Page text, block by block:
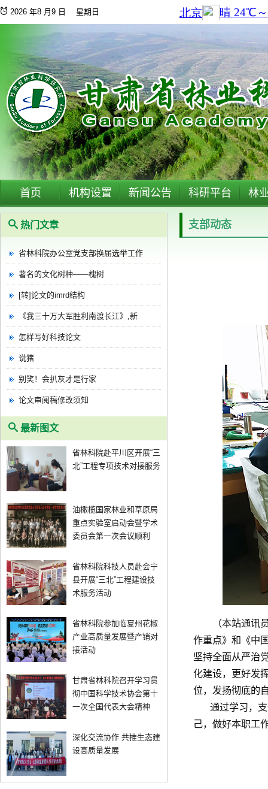
2026 年8 月9 日 星期日
首页 机构设置 新闻公告 科研平台 林
支部动态
（本站通
作重点》和《中
坚持全面从严治
化建设，更好发
位，发扬彻底的
通过学习，支
己，做好本职工
热门文章
省林科院办公室党支部换届选举工作
著名的文化树种——槐树
[转]论文的imrd结构
《我三十万大军胜利南渡长江》,新
怎样写好科技论文
说猪
别笑！会扒灰才是行家
论文审阅稿修改须知
最新图文
省林科院赴平川区开展“三
北”工程专项技术对接服务
油橄榄国家林业和草原局
重点实验室启动会暨学术
委员会第一次会议顺利
省林科院科技人员赴会宁
县开展“三北”工程建设技
术服务活动
省林科院参加临夏州花椒
产业高质量发展暨产销对
接活动
甘肃省林科院召开学习贯
彻中国科学技术协会第十
一次全国代表大会精神
深化交流协作 共推生态建
设高质量发展